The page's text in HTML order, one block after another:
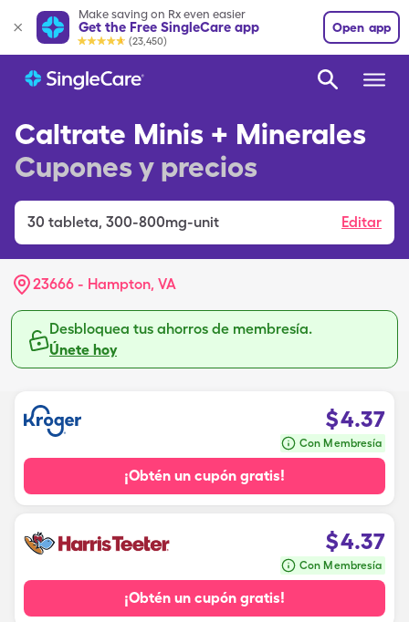
Make saving on Rx even easier
Get the Free SingleCare app
(23,450)
Open app
Caltrate Minis + Minerales
Cupones y precios
30 tableta, 300-800mg-unit Editar
23666 - Hampton, VA
Desbloquea tus ahorros de membresía.
Únete hoy
$4.37
Con Membresía
¡Obtén un cupón gratis!
$4.37
Con Membresía
¡Obtén un cupón gratis!